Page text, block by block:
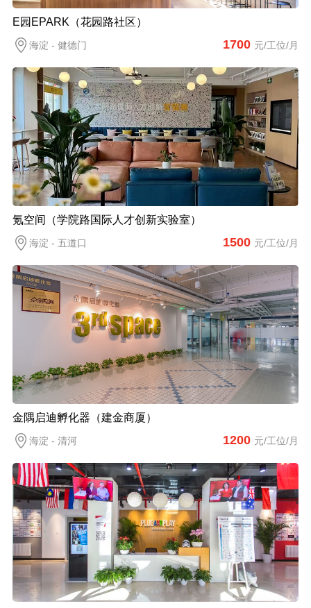
E园EPARK（花园路社区）
海淀 - 健德门 1700 元/工位/月
氪空间（学院路国际人才创新实验室）
海淀 - 五道口 1500 元/工位/月
金隅启迪孵化器（建金商厦）
海淀 - 清河 1200 元/工位/月